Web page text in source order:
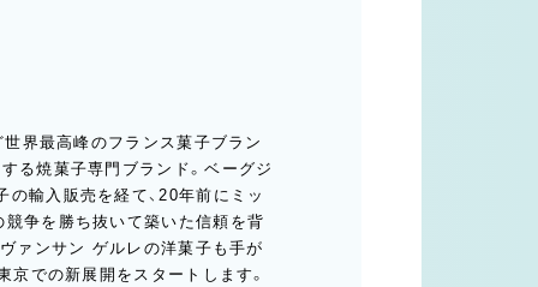
世界最高峰のフランス菓子ブラン
る焼菓子専門ブランド。ベーグジ
輸入販売を経て、20年前にミッ
競争を勝ち抜いて築いた信頼を背
ァンサン ゲルレの洋菓子も手が
京での新展開をスタートします。